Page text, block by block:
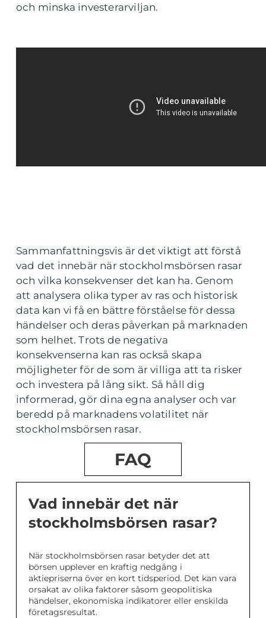
och minska investerarviljan.
Sammanfattningsvis är det viktigt att förstå
vad det innebär när stockholmsbörsen rasar
och vilka konsekvenser det kan ha. Genom
att analysera olika typer av ras och historisk
data kan vi få en bättre förståelse för dessa
händelser och deras påverkan på marknaden
som helhet. Trots de negativa
konsekvenserna kan ras också skapa
möjligheter för de som är villiga att ta risker
och investera på lång sikt. Så håll dig
informerad, gör dina egna analyser och var
beredd på marknadens volatilitet när
stockholmsbörsen rasar.
FAQ
Vad innebär det när
stockholmsbörsen rasar?
När stockholmsbörsen rasar betyder det att
börsen upplever en kraftig nedgång i
aktiepriserna över en kort tidsperiod. Det kan vara
orsakat av olika faktorer såsom geopolitiska
händelser, ekonomiska indikatorer eller enskilda
företagsresultat.